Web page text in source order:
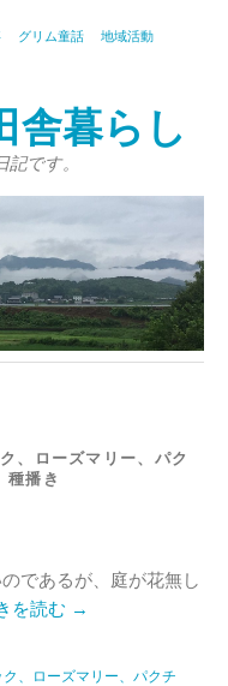
グリム童話 地域活動
舎暮らし
記です。
、ローズマリー、パク
種播き
であるが、庭が花無し
を読む →
、ローズマリー、パクチ